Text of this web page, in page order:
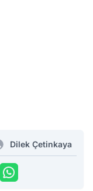
Dilek Çetinkaya